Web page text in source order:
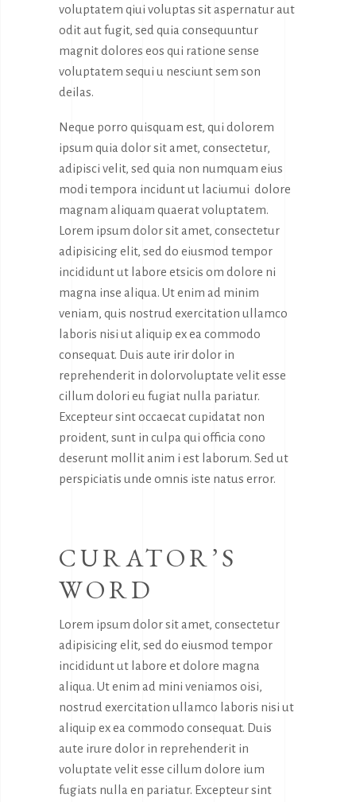
voluptatem qiui voluptas sit aspernatur aut
odit aut fugit, sed quia consequuntur
magnit dolores eos qui ratione sense
voluptatem sequi u nesciunt sem son
deilas.
Neque porro quisquam est, qui dolorem
ipsum quia dolor sit amet, consectetur,
adipisci velit, sed quia non numquam eius
modi tempora incidunt ut laciumui dolore
magnam aliquam quaerat voluptatem.
Lorem ipsum dolor sit amet, consectetur
adipisicing elit, sed do eiusmod tempor
incididunt ut labore etsicis om dolore ni
magna inse aliqua. Ut enim ad minim
veniam, quis nostrud exercitation ullamco
laboris nisi ut aliquip ex ea commodo
consequat. Duis aute irir dolor in
reprehenderit in dolorvoluptate velit esse
cillum dolori eu fugiat nulla pariatur.
Excepteur sint occaecat cupidatat non
proident, sunt in culpa qui officia cono
deserunt mollit anim i est laborum. Sed ut
perspiciatis unde omnis iste natus error.
CURATOR’S
WORD
Lorem ipsum dolor sit amet, consectetur
adipisicing elit, sed do eiusmod tempor
incididunt ut labore et dolore magna
aliqua. Ut enim ad mini veniamos oisi,
nostrud exercitation ullamco laboris nisi ut
aliquip ex ea commodo consequat. Duis
aute irure dolor in reprehenderit in
voluptate velit esse cillum dolore ium
fugiats nulla en pariatur. Excepteur sint